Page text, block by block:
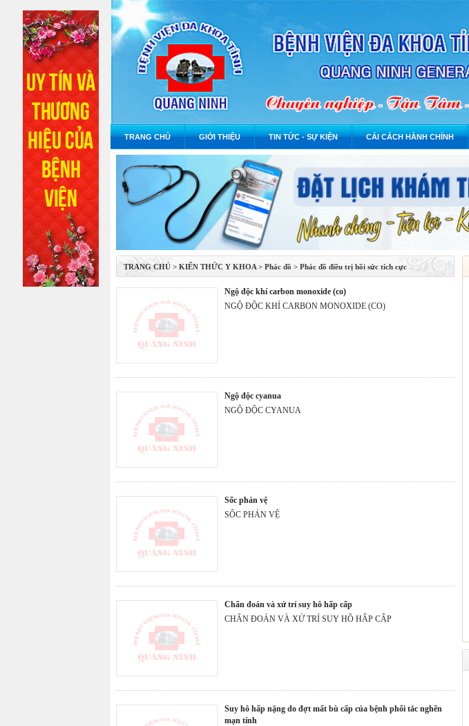
TRANG CHỦ GIỚI THIỆU TIN TỨC - SỰ KIỆN CẢI CÁCH HÀNH CHÍNH
TRANG CHỦ > KIẾN THỨC Y KHOA > Phác đồ > Phác đồ điều trị hồi sức tích cực
ngộ độc khí carbon monoxide (co)
NGỘ ĐỘC KHÍ CARBON MONOXIDE (CO)
ngộ độc cyanua
NGỘ ĐỘC CYANUA
sốc phản vệ
SỐC PHẢN VỆ
chẩn đoán và xử trí suy hô hấp cấp
CHẨN ĐOÁN VÀ XỬ TRÍ SUY HÔ HẤP CẤP
suy hô hấp nặng do đợt mất bù cấp của bệnh phổi tắc nghẽn
mạn tính